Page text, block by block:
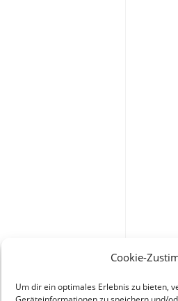
Cookie-
Um dir ein optimales Erlebnis zu bieten,